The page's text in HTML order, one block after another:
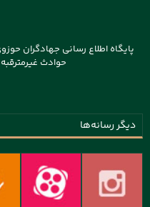
پایگاه اطلاع رسانی جهادگران
حوادث
دیگر رسانه‌ها